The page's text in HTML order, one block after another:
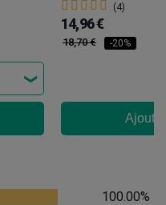
(4)
14,96 €
18,70 € -20%
100.00%